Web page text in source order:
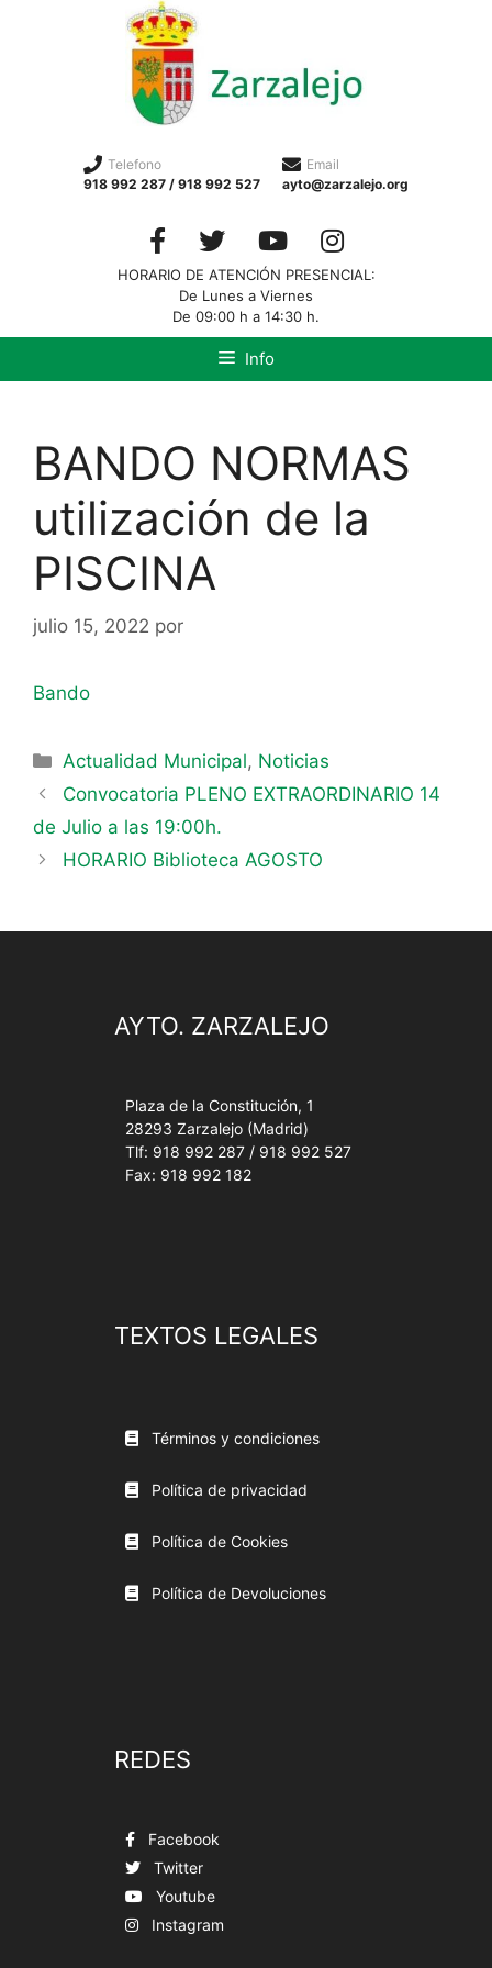
Telefono
918 992 287 / 918 992 527
Email
ayto@zarzalejo.org
HORARIO DE ATENCIÓN PRESENCIAL:
De Lunes a Viernes
De 09:00 h a 14:30 h.
Info
BANDO NORMAS
utilización de la
PISCINA
julio 15, 2022 por
Bando
Actualidad Municipal, Noticias
Convocatoria PLENO EXTRAORDINARIO 14
de Julio a las 19:00h.
HORARIO Biblioteca AGOSTO
AYTO. ZARZALEJO
Plaza de la Constitución, 1
28293 Zarzalejo (Madrid)
Tlf: 918 992 287 / 918 992 527
Fax: 918 992 182
TEXTOS LEGALES
Términos y condiciones
Política de privacidad
Política de Cookies
Política de Devoluciones
REDES
Facebook
Twitter
Youtube
Instagram